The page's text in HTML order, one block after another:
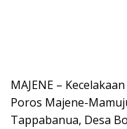
MAJENE –
Poros Majene-
Tappabanua, Desa